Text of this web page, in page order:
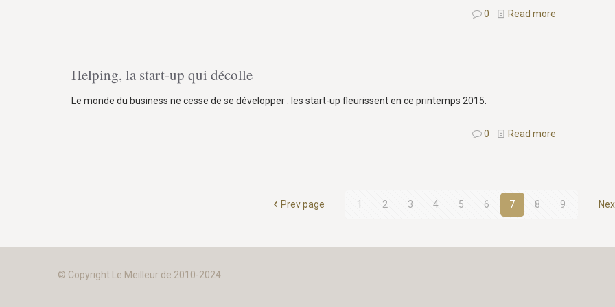
0 Read more
Helping, la start-up qui décolle
Le monde du business ne cesse de se développer : les start-up fleurissent en ce printemps 2015.
0 Read more
Prev page 1 2 3 4 5 6 7 8 9
© Copyright Le Meilleur de 2010-2024